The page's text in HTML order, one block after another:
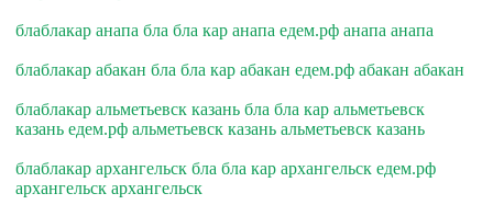
блаблакар анапа бла бла кар анапа едем.рф анапа анапа
блаблакар абакан бла бла кар абакан едем.рф абакан абакан
блаблакар альметьевск казань бла бла кар альметьевск
казань едем.рф альметьевск казань альметьевск казань
блаблакар архангельск бла бла кар архангельск едем.рф
архангельск архангельск